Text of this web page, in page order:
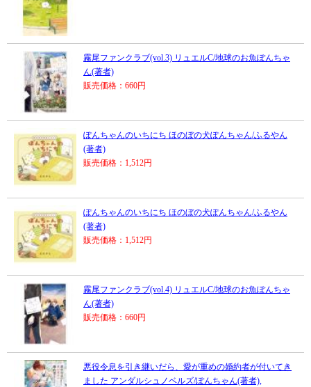
霧尾ファンクラブ(vol.3) リュエルC/地球のお魚ぽんちゃ
ん(著者)
販売価格：660円
ぽんちゃんのいちにち ほのぼの犬ぽんちゃん/ふるやん
(著者)
販売価格：1,512円
ぽんちゃんのいちにち ほのぼの犬ぽんちゃん/ふるやん
(著者)
販売価格：1,512円
霧尾ファンクラブ(vol.4) リュエルC/地球のお魚ぽんちゃ
ん(著者)
販売価格：660円
悪役令息を引き継いだら、愛が重めの婚約者が付いてき
ました アンダルシュノベルズ/ぽんちゃん(著者),